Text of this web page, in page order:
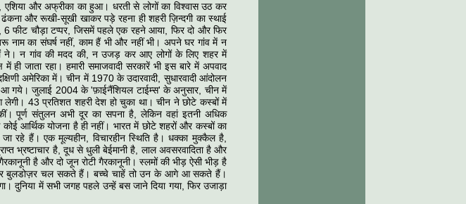
एशिया और अफ्रीका का हुआ। धरती से लोगों का विश्वास उठ कर
और रूखी-सूखी खाकर पड़े रहना ही शहरी ज़िन्दगी का स्थाई
फीट चौड़ा टप्पर, जिसमें पहले एक रहने आया, फिर दो और फिर
नाम का संघर्ष नहीं, काम हैं भी और नहीं भी। अपने घर गांव में न
ने। न गांव की मदद की, न उजड़ कर आए लोगों के लिए शहर में
ही जाता रहा। हमारी समाजवादी सरकारें भी इस बारे में अपवाद
अमेरिका में। चीन में 1970 के उदारवादी, सुधारवादी आंदोलन
आ गये। जुलाई 2004 के 'फ़ाईनैंशियल टाईम्स' के अनुसार, चीन में
43 प्रतिशत शहरी देश हो चुका था। चीन ने छोटे कस्बों में
कीं। पूर्ण संतुलन अभी दूर का सपना है, लेकिन वहां इतनी अधिक
आर्थिक योजना है ही नहीं। भारत में छोटे शहरों और कस्बों का
रहे हैं। एक मूल्यहीन, विचारहीन स्थिति है। धक्का मुक्कैल है,
भ्रष्टाचार है, दूध से धुली बेईमानी है, लाल अवसरवादिता है और
है और दो जून रोटी गैरकानूनी। स्लमों की भीड़ ऐसी भीड़ है
पर बुलडोज़र चल सकते हैं। बच्चे चाहें तो उन के आगे आ सकते हैं।
दुनिया में सभी जगह पहले उन्हें बस जाने दिया गया, फिर उजाड़ा